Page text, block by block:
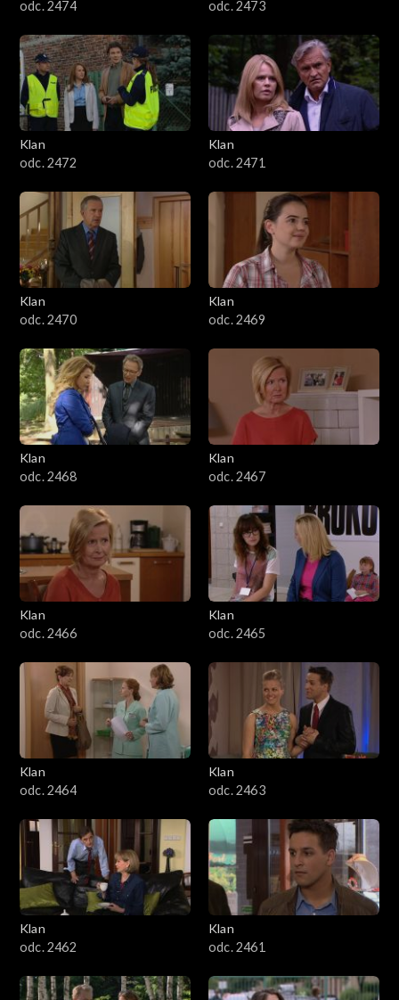
odc. 2474 odc. 2473
Klan
odc. 2472
Klan
odc. 2471
Klan
odc. 2470
Klan
odc. 2469
Klan
odc. 2468
Klan
odc. 2467
Klan
odc. 2466
Klan
odc. 2465
Klan
odc. 2464
Klan
odc. 2463
Klan
odc. 2462
Klan
odc. 2461